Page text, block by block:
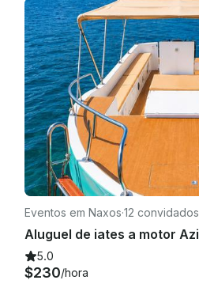
Eventos em Naxos·12 convidados
5.0
$230/hora